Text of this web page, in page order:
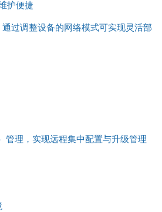
护便捷
过调整设备的网络模式可实现灵活部
管理，实现远程集中配置与升级管理